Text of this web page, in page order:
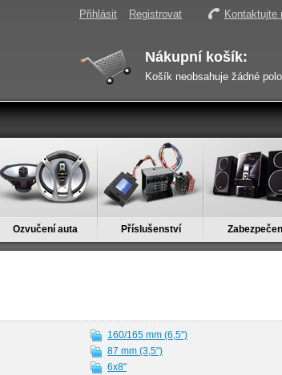
Přihlásit Registrovat Kontaktujte
Nákupní košík:
Košík neobsahuje žádné
Ozvučení auta Příslušenství
160/165 mm (6,5")
87 mm (3,5")
6x8"